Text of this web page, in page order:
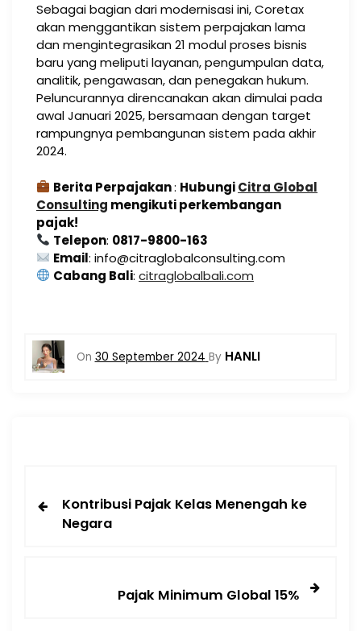
Sebagai bagian dari modernisasi ini, Coretax
akan menggantikan sistem perpajakan lama
dan mengintegrasikan 21 modul proses bisnis
baru yang meliputi layanan, pengumpulan data,
analitik, pengawasan, dan penegakan hukum.
Peluncurannya direncanakan akan dimulai pada
awal Januari 2025, bersamaan dengan target
rampungnya pembangunan sistem pada akhir
2024​.
Berita Perpajakan: HubungiCitra Global
Consulting mengikuti perkembangan
pajak!
Telepon: 0817-9800-163
Email: info@citraglobalconsulting.com
Cabang Bali:citraglobalbali.com
On 30 September 2024 By HANLI
Kontribusi Pajak Kelas Menengah ke
Negara
Pajak Minimum Global 15%